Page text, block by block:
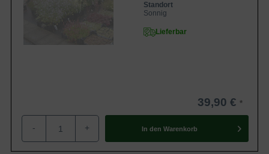
Standort
Sonnig
Lieferbar
39,90 €
- + In den Warenkorb